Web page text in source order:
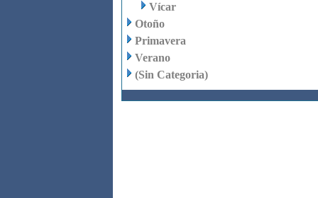
Vícar
Otoño
Primavera
Verano
(Sin Categoria)